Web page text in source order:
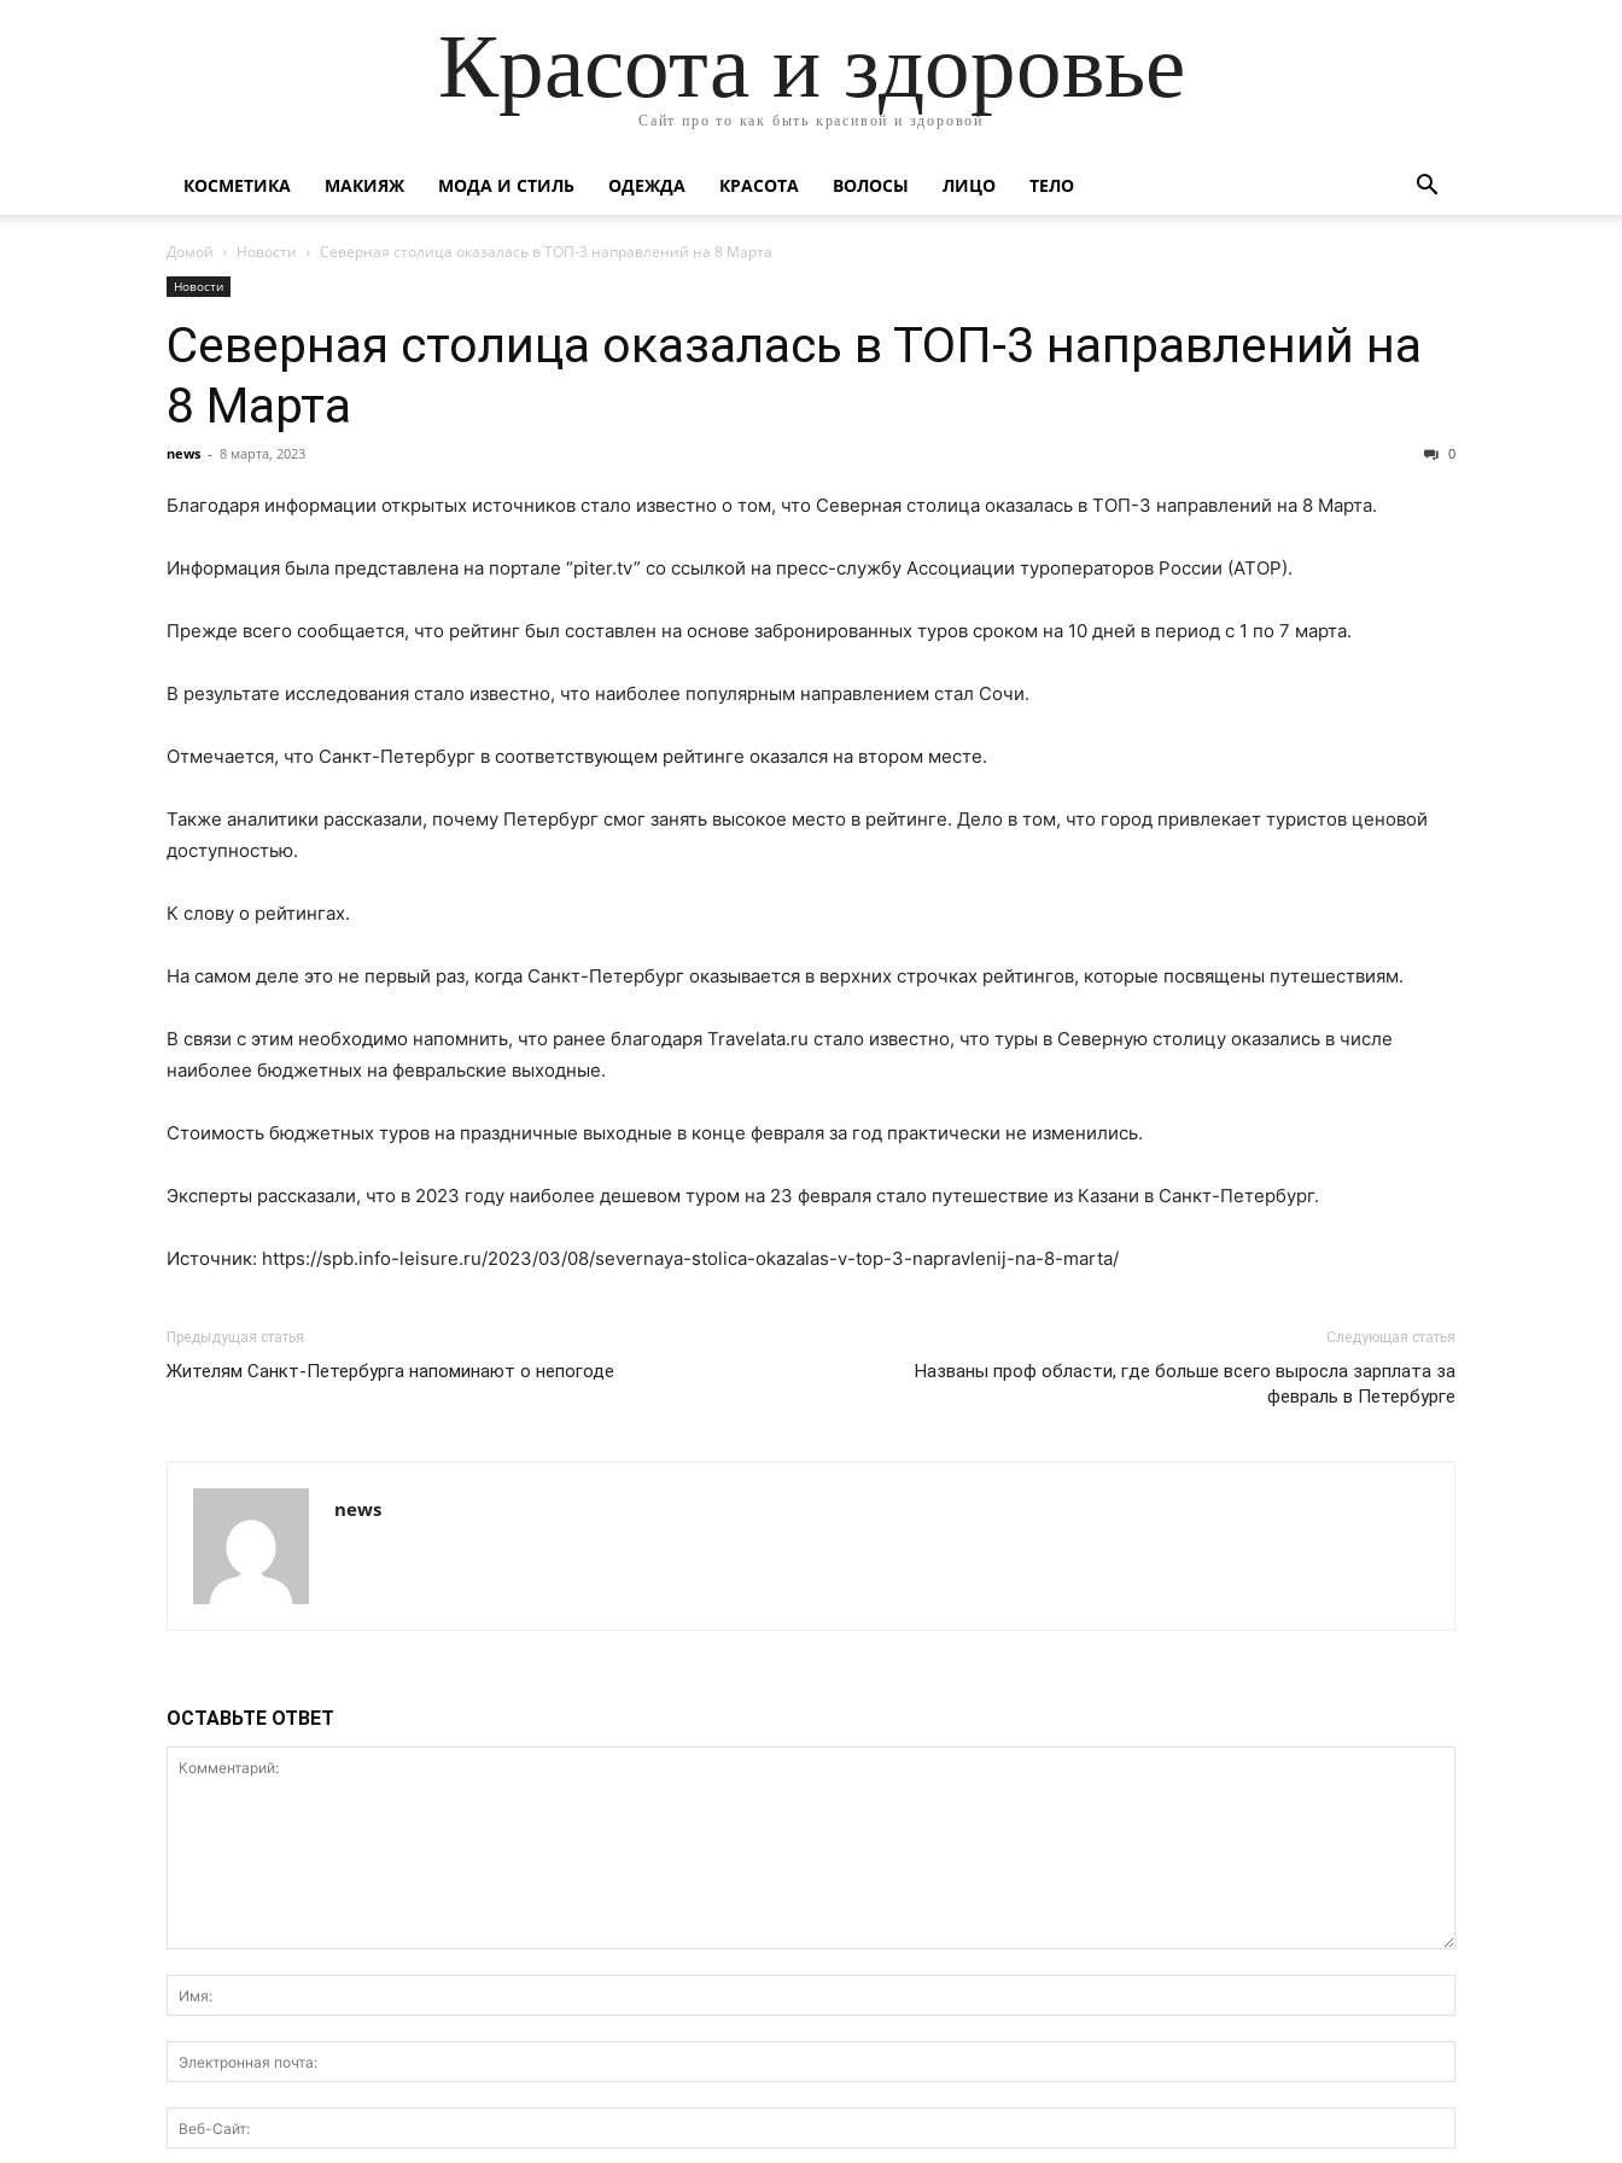
Красота и здоровье
Сайт про то как быть красивой и здоровой
КОСМЕТИКА МАКИЯЖ МОДА И СТИЛЬ ОДЕЖДА КРАСОТА ВОЛОСЫ ЛИЦО ТЕЛО
Домой Новости Северная столица оказалась в ТОП-3 направлений на 8 Марта
Новости
Северная столица оказалась в ТОП-3 направлений на
8 Марта
news - 8 марта, 2023 0
Благодаря информации открытых источников стало известно о том, что Северная столица оказалась в ТОП-3 направлений на 8 Марта.
Информация была представлена на портале “piter.tv” со ссылкой на пресс-службу Ассоциации туроператоров России (АТОР).
Прежде всего сообщается, что рейтинг был составлен на основе забронированных туров сроком на 10 дней в период с 1 по 7 марта.
В результате исследования стало известно, что наиболее популярным направлением стал Сочи.
Отмечается, что Санкт-Петербург в соответствующем рейтинге оказался на втором месте.
Также аналитики рассказали, почему Петербург смог занять высокое место в рейтинге. Дело в том, что город привлекает туристов ценовой
доступностью.
К слову о рейтингах.
На самом деле это не первый раз, когда Санкт-Петербург оказывается в верхних строчках рейтингов, которые посвящены путешествиям.
В связи с этим необходимо напомнить, что ранее благодаря Travelata.ru стало известно, что туры в Северную столицу оказались в числе
наиболее бюджетных на февральские выходные.
Стоимость бюджетных туров на праздничные выходные в конце февраля за год практически не изменились.
Эксперты рассказали, что в 2023 году наиболее дешевом туром на 23 февраля стало путешествие из Казани в Санкт-Петербург.
Источник: https://spb.info-leisure.ru/2023/03/08/severnaya-stolica-okazalas-v-top-3-napravlenij-na-8-marta/
Предыдущая статья
Жителям Санкт-Петербурга напоминают о непогоде
Следующая статья
Названы проф области, где больше всего выросла зарплата за
февраль в Петербурге
news
ОСТАВЬТЕ ОТВЕТ